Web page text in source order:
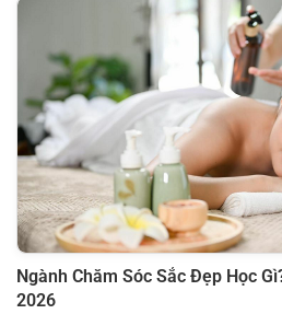
Ngành Chăm Sóc Sắc Đẹp Học
2026